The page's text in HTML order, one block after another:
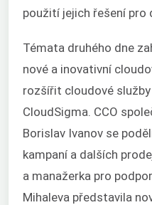
použití jejich řešení pro
Témata druhého dne
nové a inovativní
rozšířit cloudové
CloudSigma. CCO
Borislav Ivanov se
kampaní a dalších
a manažerka pro
Mihaleva představila